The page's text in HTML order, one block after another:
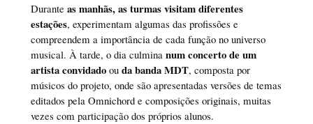
Durante as manhãs, as turmas visitam diferentes
estações, experimentam algumas das profissões e
compreendem a importância de cada função no universo
musical. À tarde, o dia culmina num concerto de um
artista convidado ouda banda MDT, composta por
músicos do projeto, onde são apresentadas versões de temas
editados pela Omnichord e composições originais, muitas
vezes com participação dos próprios alunos.